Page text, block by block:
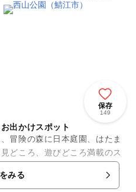
保存
149
出かけスポット
冒険の森に日本庭園、はたま
どころ、遊びどころ満載のス
あり毎年５月上旬には「つつ
みる